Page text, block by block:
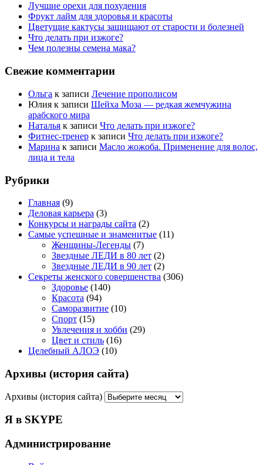
Лучшие орехи для похудения
Фрукт лайм для здоровья и красоты
Цветущие кактусы защищают от старости и болезней
Что делать при изжоге?
Чем полезны семена мака?
Свежие комментарии
Ольга к записи Лечение прополисом
Юлия к записи Шейха Моза — редкая жемчужина
арабского мира
Наталья к записи Что делать при изжоге?
Фитнес-тренер к записи Что делать при изжоге?
Марина к записи Масло жожоба. Применение для волос,
лица и тела
Рубрики
Главная (9)
Деловая карьера (3)
Конкурсы и награды сайта (2)
Самые успешные и знаменитые (11)
Женщины-Легенды (7)
Звездные ЛЕДИ в 80 лет (2)
Звездные ЛЕДИ в 90 лет (2)
Секреты женского совершенства (306)
Здоровье (140)
Красота (94)
Саморазвитие (10)
Спорт (15)
Увлечения и хобби (29)
Цвет и стиль (16)
Целебный АЛОЭ (10)
Архивы (история сайта)
Архивы (история сайта)
Я в SKYPE
Администрирование